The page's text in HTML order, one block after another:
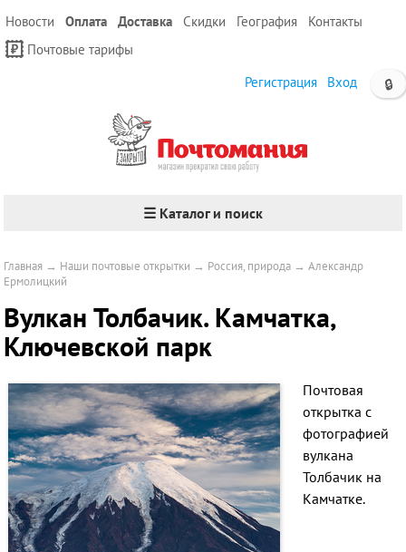
Новости Оплата Доставка Скидки География
Контакты
Почтовые тарифы
🔒
Регистрация Вход
☰ Каталог и поиск
Главная → Наши почтовые открытки → Россия, природа →Александр
Ермолицкий
Вулкан Толбачик. Камчатка,
Ключевской парк
Почтовая
открытка с
фотографией
вулкана
Толбачик на
Камчатке.